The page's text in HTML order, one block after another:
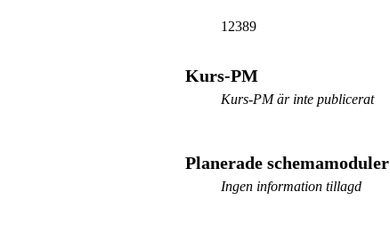
12389
Kurs-PM
Kurs-PM är inte publicerat
Planerade schemamoduler
Ingen information tillagd